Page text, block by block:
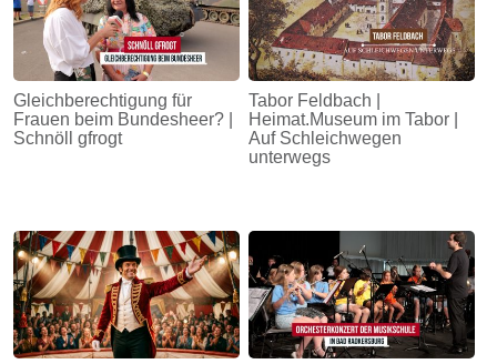
Gleichberechtigung für
Frauen beim Bundesheer? |
Schnöll gfrogt
Tabor Feldbach |
Heimat.Museum im Tabor |
Auf Schleichwegen
unterwegs